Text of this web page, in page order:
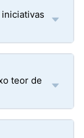
teor de